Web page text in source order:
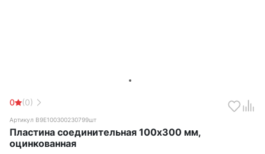
0 (0)
Артикул B9E100300230799шт
Пластина соединительная 100х300 мм,
оцинкованная